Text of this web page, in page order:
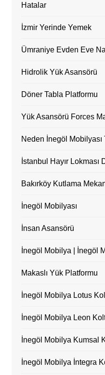
Hatalar
İzmir Yerinde Yemek
Ümraniye Evden Eve
Hidrolik Yük Asansörü
Döner Tabla Platformu
Yük Asansörü Forces
Neden İnegöl
İstanbul Hayır Lokması
Bakırköy Kutlama
İnegöl Mobilyası
İnsan Asansörü
İnegöl Mobilya | İnegöl
Makaslı Yük Platformu
İnegöl Mobilya Lotus
İnegöl Mobilya Leon
İnegöl Mobilya Kumsal
İnegöl Mobilya İntegra